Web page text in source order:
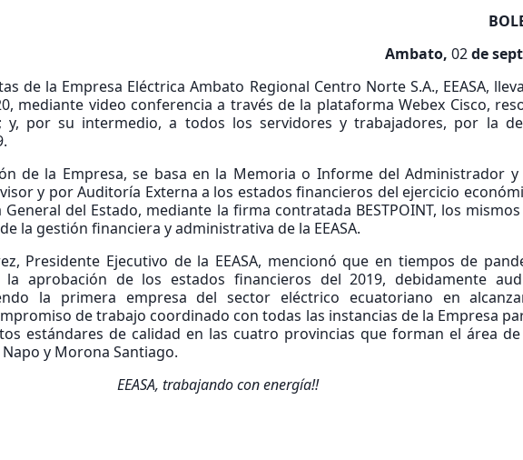
Ambato, 02de
de la Empresa Eléctrica Ambato Regional Centro Norte S.A., EEASA,
mediante video conferencia a través de la plataforma Webex Cisco,
y, por su intermedio, a todos los servidores y trabajadores, por la
de la Empresa, se basa en la Memoria o Informe del Administrador
y por Auditoría Externa a los estados financieros del ejercicio
del Estado, mediante la firma contratada BESTPOINT, los
la gestión financiera y administrativa de la EEASA.
Presidente Ejecutivo de la EEASA, mencionó que en tiempos de
aprobación de los estados financieros del 2019, debidamente
la primera empresa del sector eléctrico ecuatoriano en
de trabajo coordinado con todas las instancias de la Empresa
estándares de calidad en las cuatro provincias que forman el área
Napo y Morona Santiago.
EEASA, trabajando con energía!!